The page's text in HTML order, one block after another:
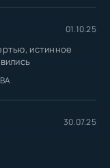
01.10.25
истинное
30.07.25